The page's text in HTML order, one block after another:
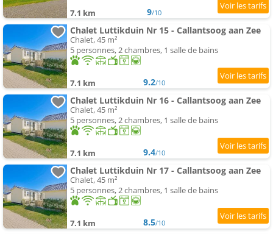
7.1 km 9/10
Chalet Luttikduin Nr 15 - Callantsoog aan Zee
Chalet, 45 m²
5 personnes, 2 chambres, 1 salle de bains
7.1 km 9.2/10
Chalet Luttikduin Nr 16 - Callantsoog aan Zee
Chalet, 45 m²
5 personnes, 2 chambres, 1 salle de bains
7.1 km 9.4/10
Chalet Luttikduin Nr 17 - Callantsoog aan Zee
Chalet, 45 m²
5 personnes, 2 chambres, 1 salle de bains
7.1 km 8.5/10